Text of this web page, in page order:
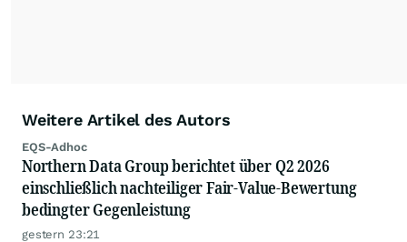
Weitere Artikel des Autors
EQS-Adhoc
Northern Data Group berichtet über Q2 2026
einschließlich nachteiliger Fair-Value-Bewertung
bedingter Gegenleistung
gestern 23:21